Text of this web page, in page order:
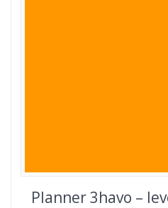
Planner 3havo –